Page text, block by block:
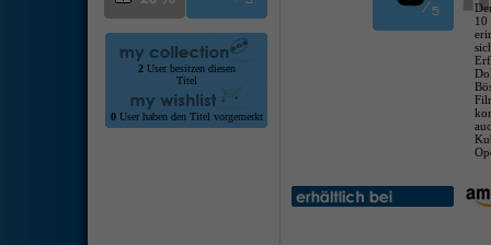
2User besitzen diesen
Titel
0User haben den Titel vorgemerkt